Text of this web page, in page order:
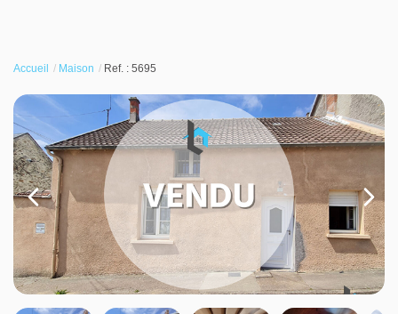
Vendre
Louer
Nos agences
Contact
Accueil Maison Ref. : 5695